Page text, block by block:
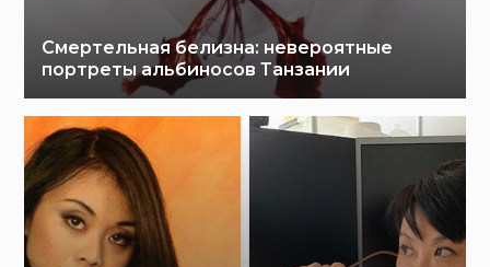
Смертельная белизна: невероятные
портреты альбиносов Танзании